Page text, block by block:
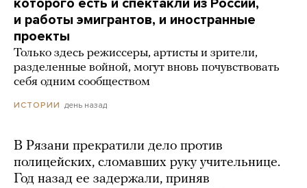
которого есть и спектакли из России,
и работы эмигрантов, и иностранные
проекты
Только здесь режиссеры, артисты и зрители,
разделенные войной, могут вновь почувствовать
себя одним сообществом
ИСТОРИИ день назад
В Рязани прекратили дело против
полицейских, сломавших руку учительнице.
Год назад ее задержали, приняв